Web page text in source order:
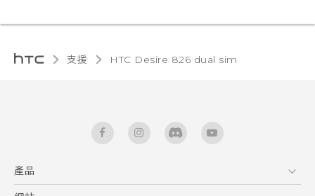
支援 HTC Desire 826 dual sim‎
產品